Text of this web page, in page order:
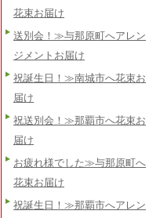
花束お届け
送別会！≫与那原町へアレン
ジメントお届け
祝誕生日！≫南城市へ花束お
届け
祝送別会！≫那覇市へ花束お
届け
お疲れ様でした≫与那原町へ
花束お届け
祝誕生日！≫那覇市へアレン